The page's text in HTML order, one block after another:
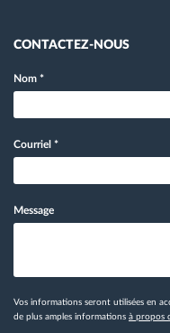
CONTACTEZ-NOUS
Nom *
Courriel *
Message
Vos informations seront utilisées en
de plus amples informations à propos